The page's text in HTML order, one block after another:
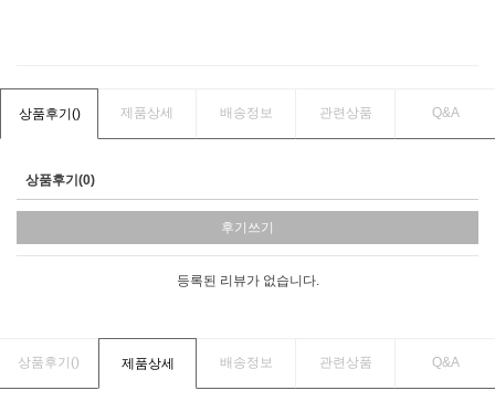
상품후기() 제품상세 배송정보 관련상품 Q&A
상품후기(0)
후기쓰기
등록된 리뷰가 없습니다.
상품후기() 제품상세 배송정보 관련상품 Q&A